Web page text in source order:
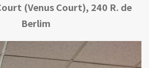
(Venus Court), 240 R. de
Berlim